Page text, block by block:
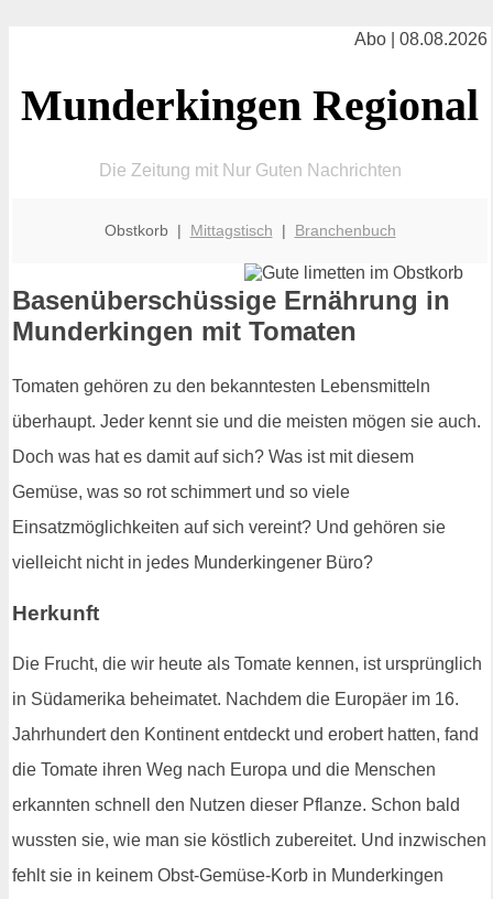
Abo | 08.08.2026
Munderkingen Regional
Die Zeitung mit Nur Guten Nachrichten
Obstkorb | Mittagstisch | Branchenbuch
Basenüberschüssige Ernährung in
Munderkingen mit Tomaten
Tomaten gehören zu den bekanntesten Lebensmitteln
überhaupt. Jeder kennt sie und die meisten mögen sie auch.
Doch was hat es damit auf sich? Was ist mit diesem
Gemüse, was so rot schimmert und so viele
Einsatzmöglichkeiten auf sich vereint? Und gehören sie
vielleicht nicht in jedes Munderkingener Büro?
Herkunft
Die Frucht, die wir heute als Tomate kennen, ist ursprünglich
in Südamerika beheimatet. Nachdem die Europäer im 16.
Jahrhundert den Kontinent entdeckt und erobert hatten, fand
die Tomate ihren Weg nach Europa und die Menschen
erkannten schnell den Nutzen dieser Pflanze. Schon bald
wussten sie, wie man sie köstlich zubereitet. Und inzwischen
fehlt sie in keinem Obst-Gemüse-Korb in Munderkingen